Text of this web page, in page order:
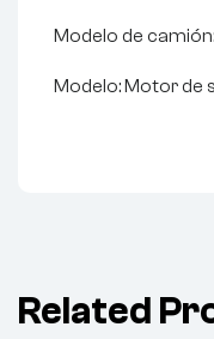
Modelo de
Modelo: Motor de
Related